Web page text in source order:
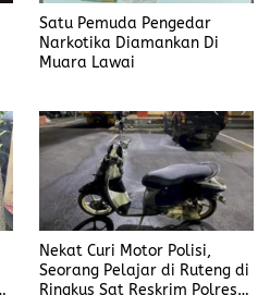
Satu Pemuda Pengedar
Narkotika Diamankan Di
Muara Lawai
Nekat Curi Motor Polisi,
Seorang Pelajar di Ruteng di
Ringkus Sat Reskrim Polres